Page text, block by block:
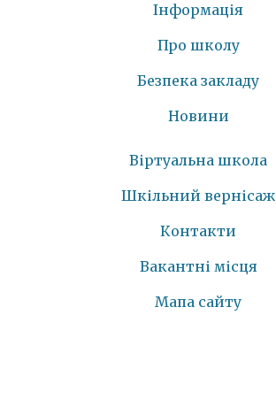
Інформація
Про школу
Безпека закладу
Новини
Віртуальна школа
Шкільний вернісаж
Контакти
Вакантні місця
Мапа сайту